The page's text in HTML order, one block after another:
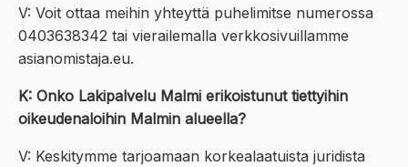
V: Voit ottaa meihin yhteyttä puhelimitse numerossa
0403638342 tai vierailemalla verkkosivuillamme
asianomistaja.eu.
K: Onko Lakipalvelu Malmi erikoistunut tiettyihin
oikeudenaloihin Malmin alueella?
V: Keskitymme tarjoamaan korkealaatuista juridista